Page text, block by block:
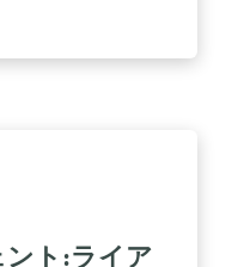
ント:ライア